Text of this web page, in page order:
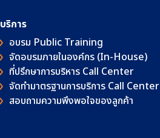
บริการ
อบรม Public Training
จัดอบรมภายในองค์กร (In-House)
ที่ปรึกษาการบริหาร Call Center
จัดทำมาตรฐานการบริการ Call Center
สอบถามความพึงพอใจของลูกค้า